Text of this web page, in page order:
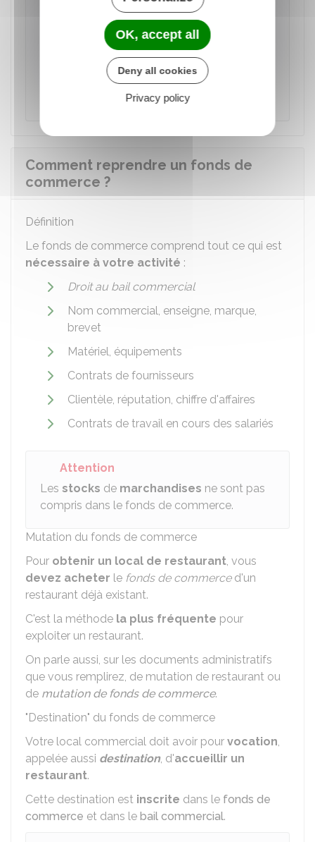
L'Urssaf propose unsimulateur pour vous
aider à choisir le statut juridique de votre
entreprise grâce à une projection financière
personnalisée descoûts sociaux et
Comment reprendre un fonds de
commerce ?
Définition
Le fonds de commerce comprend tout ce qui est
nécessaire à votre activité :
Droit au bail commercial
Nom commercial, enseigne, marque,
brevet
Matériel, équipements
Contrats de fournisseurs
Clientèle, réputation, chiffre d'affaires
Contrats de travail en cours des salariés
Attention
Les stocks de marchandises ne sont pas
compris dans le fonds de commerce.
Mutation du fonds de commerce
Pour obtenir un local de restaurant, vous
devez acheter le fonds de commerced'un
restaurant déjà existant.
C'est la méthode la plus fréquente pour
exploiter un restaurant.
On parle aussi, sur les documents administratifs
que vous remplirez, de mutation de restaurant ou
de mutation de fonds de commerce.
"Destination" du fonds de commerce
Votre local commercial doit avoir pour vocation,
appelée aussi destination, d'accueillir un
restaurant.
Cette destination est inscrite dans le fonds de
commerce et dans le bail commercial.
OK, accept all
Deny all cookies
Privacy policy